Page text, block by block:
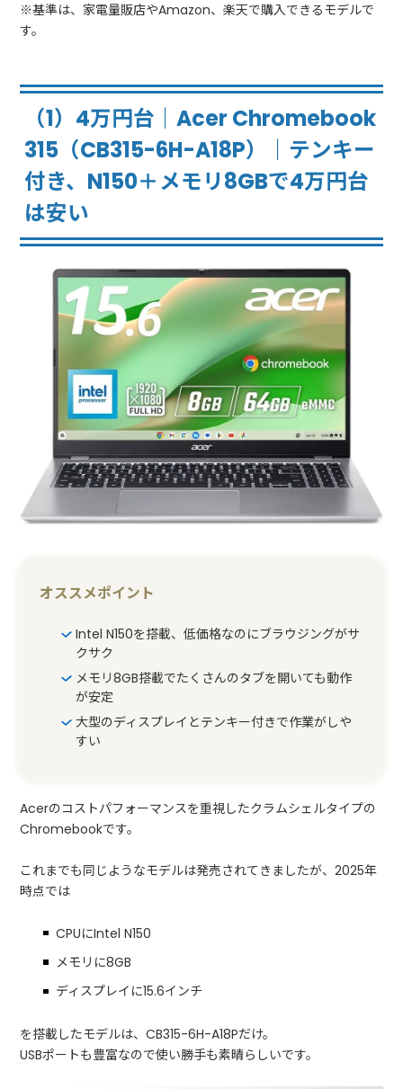
※基準は、家電量販店やAmazon、楽天で購入できるモデルで
す。
（1）4万円台｜Acer Chromebook
315（CB315-6H-A18P）｜テンキー
付き、N150＋メモリ8GBで4万円台
は安い
オススメポイント
Intel N150を搭載、低価格なのにブラウジングがサ
クサク
メモリ8GB搭載でたくさんのタブを開いても動作
が安定
大型のディスプレイとテンキー付きで作業がしや
すい
Acerのコストパフォーマンスを重視したクラムシェルタイプの
Chromebookです。
これまでも同じようなモデルは発売されてきましたが、2025年
時点では
CPUにIntel N150
メモリに8GB
ディスプレイに15.6インチ
を搭載したモデルは、CB315-6H-A18Pだけ。
USBポートも豊富なので使い勝手も素晴らしいです。